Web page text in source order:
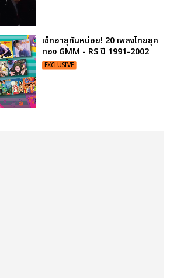
เช็กอายุกันหน่อย! 20 เพลงไทยยุค
ทอง GMM - RS ปี 1991-2002
EXCLUSIVE